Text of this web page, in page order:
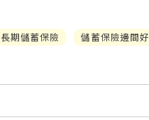
長期儲蓄保險 儲蓄保險邊間好